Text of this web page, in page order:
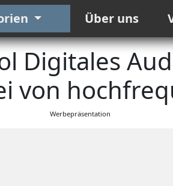
Über uns
Digitales
von
Werbepräsentation